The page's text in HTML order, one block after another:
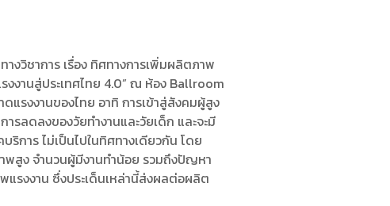
วิชาการ เรื่อง ทิศทางการเพิ่มผลิตภาพ
งงานสู่ประเทศไทย 4.0” ณ ห้อง Ballroom
แรงงานของไทย อาทิ การเข้าสู่สังคมผู้สูง
รลดลงของวัยทำงานและวัยเด็ก และจะมี
การ ไม่เป็นไปในทิศทางเดียวกัน โดย
สูง จำนวนผู้มีงานทำน้อย รวมถึงปัญหา
แรงงาน ซึ่งประเด็นเหล่านี้ส่งผลต่อผลิต